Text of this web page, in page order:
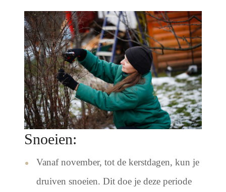
Snoeien:
Vanaf november, tot de kerstdagen, kun je
druiven snoeien. Dit doe je deze periode